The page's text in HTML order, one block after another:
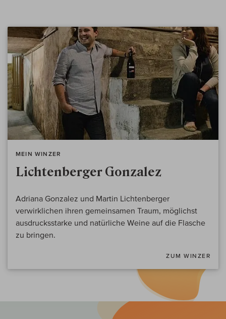
MEIN WINZER
Lichtenberger Gonzalez
Adriana Gonzalez und Martin Lichtenberger
verwirklichen ihren gemeinsamen Traum, möglichst
ausdrucksstarke und natürliche Weine auf die Flasche
zu bringen.
ZUM WINZER